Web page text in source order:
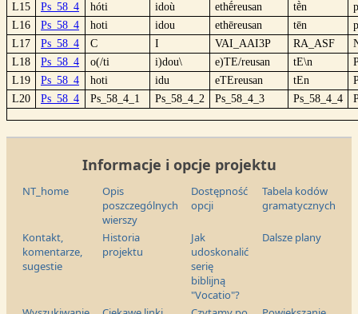
L15
Ps_58_4 hóti idoù ethḗreusan tḕn
L16
Ps_58_4 hoti idou ethēreusan tēn
L17
Ps_58_4 C I VAI_AAI3P RA_ASF
L18
Ps_58_4 o(/ti i)dou\ e)TE/reusan tE\n
L19
Ps_58_4 hoti idu eTEreusan tEn
L20
Ps_58_4 Ps_58_4_1 Ps_58_4_2 Ps_58_4_3 Ps_58_4_4
Informacje i opcje projektu
NT_home
Opis
poszczególnych
wierszy
Dostępność
opcji
Tabela kodów
gramatycznych
Kontakt,
komentarze,
sugestie
Historia
projektu
Jak
udoskonalić
serię
biblijną
"Vocatio"?
Dalsze plany